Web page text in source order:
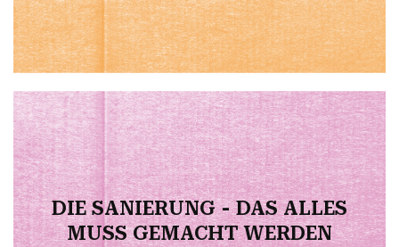
DIE SANIERUNG - DAS ALLES
MUSS GEMACHT WERDEN